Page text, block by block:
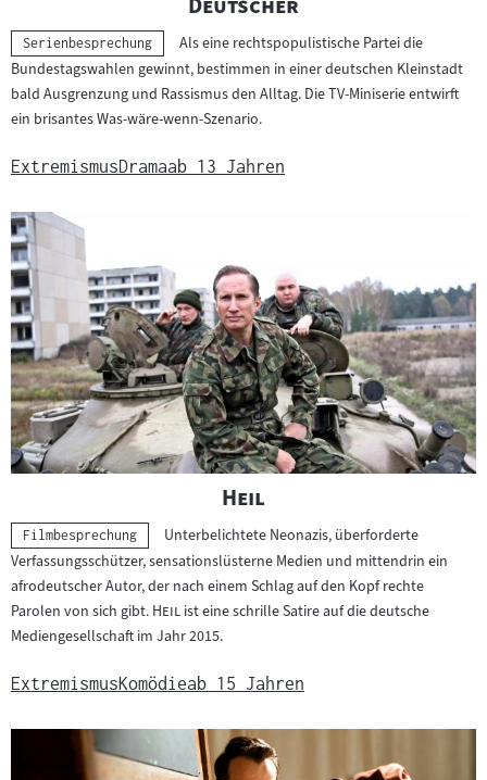
Kategorie:
Serienbesprechung
Als eine rechtspopulistische Partei die
Bundestagswahlen gewinnt, bestimmen in einer deutschen Kleinstadt
bald Ausgrenzung und Rassismus den Alltag. Die TV-Miniserie entwirft
ein brisantes Was-wäre-wenn-Szenario.
ExtremismusDramaab 13 Jahren
"
Heil
Kategorie:
Filmbesprechung
Unterbelichtete Neonazis, überforderte
Verfassungsschützer, sensationslüsterne Medien und mittendrin ein
afrodeutscher Autor, der nach einem Schlag auf den Kopf rechte
Parolen von sich gibt. "Heil "ist eine schrille Satire auf die deutsche
Mediengesellschaft im Jahr 2015.
ExtremismusKomödieab 15 Jahren